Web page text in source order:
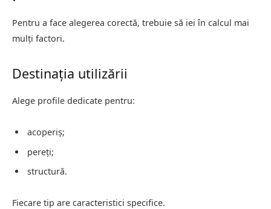
Pentru a face alegerea corectă, trebuie să iei în calcul mai
mulți factori.
Destinația utilizării
Alege profile dedicate pentru:
acoperiș;
pereți;
structură.
Fiecare tip are caracteristici specifice.